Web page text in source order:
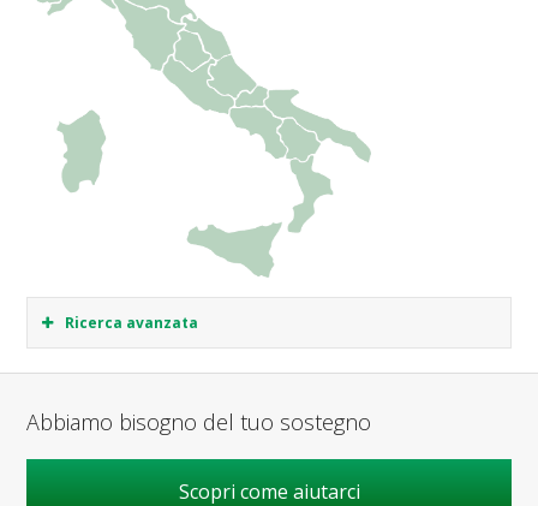
Ricerca avanzata
Abbiamo bisogno del tuo sostegno
Scopri come aiutarci